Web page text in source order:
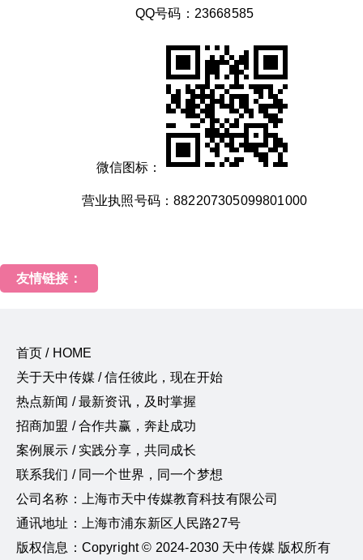
QQ号码：23668585
微信图标：
营业执照号码：882207305099801000
友情链接：
首页 / HOME
关于天中传媒 / 信任彼此，现在开始
热点新闻 / 最新资讯，及时掌握
招商加盟 / 合作共赢，奔赴成功
案例展示 / 实践分享，共同成长
联系我们 / 同一个世界，同一个梦想
公司名称：上海市天中传媒教育科技有限公司
通讯地址：上海市浦东新区人民路27号
版权信息：Copyright © 2024-2030 天中传媒 版权所有